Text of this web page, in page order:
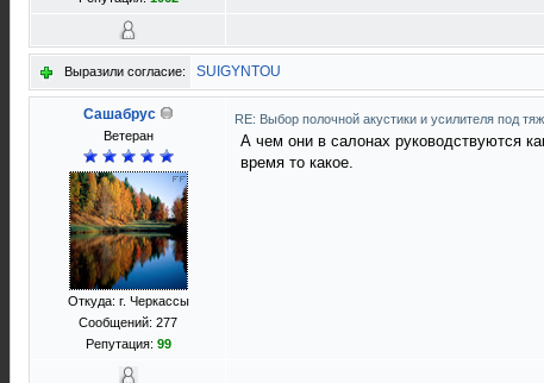
Выразили согласие: SUIGYNTOU
Сашабрус
Ветеран
Откуда: г. Черкассы
Сообщений: 277
Репутация: 99
RE: Выбор полочной акустики и усилителя под
А чем они в салонах руководствуются
время то какое.